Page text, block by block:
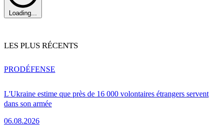
Loading...
LES PLUS RÉCENTS
L'Ukraine estime que près de 16 000 volontaires étrangers servent
dans son armée
06.08.2026
PRODÉFENSE